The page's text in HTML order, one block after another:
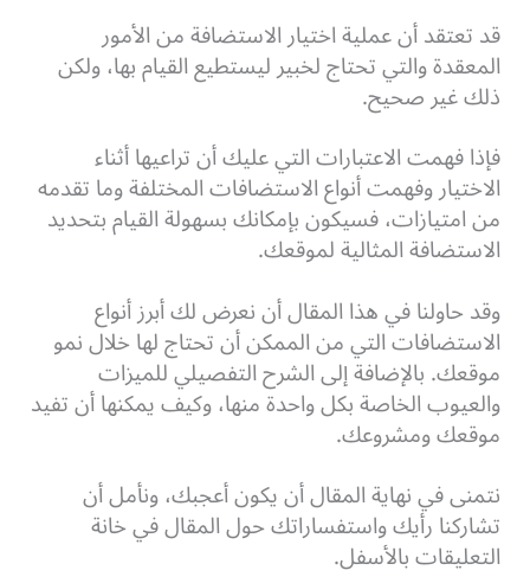
قد تعتقد أن عملية اختيار الاستضافة من الأمور
المعقدة والتي تحتاج لخبير ليستطيع القيام بها، ولكن
ذلك غير صحيح.
فإذا فهمت الاعتبارات التي عليك أن تراعيها أثناء
الاختيار وفهمت أنواع الاستضافات المختلفة وما تقدمه
من امتيازات، فسيكون بإمكانك بسهولة القيام بتحديد
الاستضافة المثالية لموقعك.
وقد حاولنا في هذا المقال أن نعرض لك أبرز أنواع
الاستضافات التي من الممكن أن تحتاج لها خلال نمو
موقعك.بالإضافة إلى الشرح التفصيلي للميزات
والعيوب الخاصة بكل واحدة منها، وكيف يمكنها أن تفيد
موقعك ومشروعك.
نتمنى في نهاية المقال أن يكون أعجبك، ونأمل أن
تشاركنا رأيك واستفساراتك حول المقال في خانة
التعليقات بالأسفل.